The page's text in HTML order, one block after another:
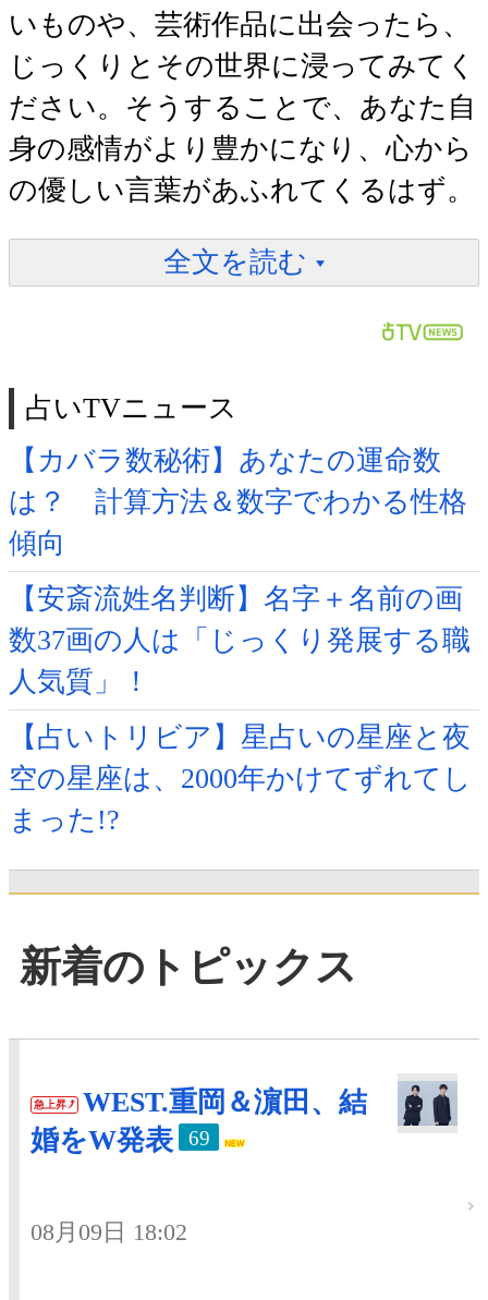
いものや、芸術作品に出会ったら、
じっくりとその世界に浸ってみてく
ださい。そうすることで、あなた自
身の感情がより豊かになり、心から
の優しい言葉があふれてくるはず。
全文を読む
占いTVニュース
【カバラ数秘術】あなたの運命数
は？ 計算方法＆数字でわかる性格
傾向
【安斎流姓名判断】名字＋名前の画
数37画の人は「じっくり発展する職
人気質」！
【占いトリビア】星占いの星座と夜
空の星座は、2000年かけてずれてし
まった!?
新着のトピックス
急上昇
WEST.重岡＆濵田、結
婚をW発表
69
08月09日 18:02